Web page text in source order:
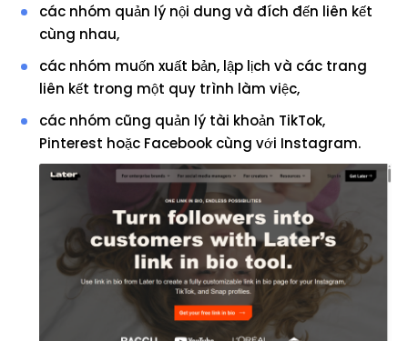
các nhóm quản lý nội dung và đích đến liên kết
cùng nhau,
các nhóm muốn xuất bản, lập lịch và các trang
liên kết trong một quy trình làm việc,
các nhóm cũng quản lý tài khoản TikTok,
Pinterest hoặc Facebook cùng với Instagram.